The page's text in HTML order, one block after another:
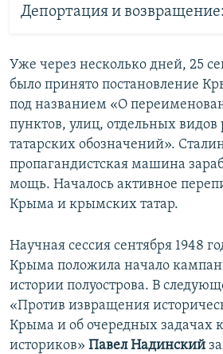
Депортация и
Уже через несколько дней, 25
было принято постановление
под названием «О
пунктов, улиц, отдельных видов
татарских обозначений».
пропагандистская машина
мощь. Началось активное
Крыма и крымских татар.
Научная сессия сентября 1948
Крыма положила начало
истории полуострова. В
«Против извращения
Крыма и об очередных задачах
историков» Павел Надинский